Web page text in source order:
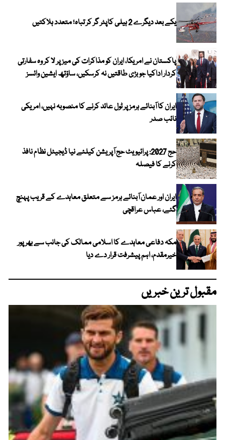
یکے بعد دیگرے 2 ہیلی کاپٹر گر کر تباہ؛ متعدد ہلاکتیں
پاکستان نے امریکا، ایران کو مذاکرات کی میز پر لا کر وہ سفارتی
کردار اداکیا جو بڑی طاقتیں نہ کرسکیں، ساؤتھ ایشین وائسز
ایران کا آبنائے ہرمز پر ٹول عائد کرنے کا منصوبہ نہیں، امریکی
نائب صدر
حج 2027: پرائیویٹ حج آپریشن کیلئے نیا ڈیجیٹل نظام نافذ
کرنے کا فیصلہ
ایران اور عمان آبنائے ہرمز سے متعلق معاہدے کے قریب پہنچ
گئے، عباس عراقچی
مکہ دفاعی معاہدے کا اسلامی ممالک کی جانب سے بھرپور
خیرمقدم، اہم پیشرفت قرار دے دیا
مقبول ترین خبریں